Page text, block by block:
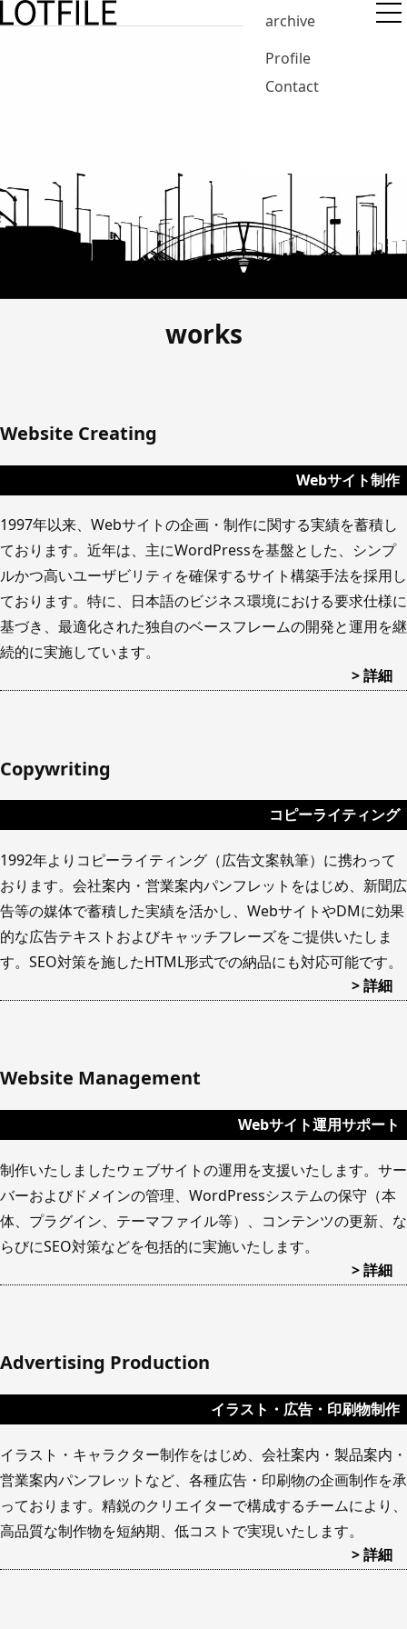
archive
Profile
Contact
works
Website Creating
Webサイト制作
1997年以来、Webサイトの企画・制作に関する実績を蓄積し
ております。近年は、主にWordPressを基盤とした、シンプ
ルかつ高いユーザビリティを確保するサイト構築手法を採用し
ております。特に、日本語のビジネス環境における要求仕様に
基づき、最適化された独自のベースフレームの開発と運用を継
続的に実施しています。
> 詳細
Copywriting
コピーライティング
1992年よりコピーライティング（広告文案執筆）に携わって
おります。会社案内・営業案内パンフレットをはじめ、新聞広
告等の媒体で蓄積した実績を活かし、WebサイトやDMに効果
的な広告テキストおよびキャッチフレーズをご提供いたしま
す。SEO対策を施したHTML形式での納品にも対応可能です。
> 詳細
Website Management
Webサイト運用サポート
制作いたしましたウェブサイトの運用を支援いたします。サー
バーおよびドメインの管理、WordPressシステムの保守（本
体、プラグイン、テーマファイル等）、コンテンツの更新、な
らびにSEO対策などを包括的に実施いたします。
> 詳細
Advertising Production
イラスト・広告・印刷物制作
イラスト・キャラクター制作をはじめ、会社案内・製品案内・
営業案内パンフレットなど、各種広告・印刷物の企画制作を承
っております。精鋭のクリエイターで構成するチームにより、
高品質な制作物を短納期、低コストで実現いたします。
> 詳細